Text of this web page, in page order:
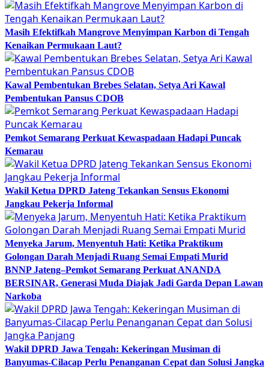
Masih Efektifkah Mangrove Menyimpan Karbon di Tengah
Kenaikan Permukaan Laut?
Kawal Pembentukan Brebes Selatan, Setya Ari Kawal
Pembentukan Pansus CDOB
Pemkot Semarang Perkuat Kewaspadaan Hadapi Puncak
Kemarau
Wakil Ketua DPRD Jateng Tekankan Sensus Ekonomi
Jangkau Pekerja Informal
Menyeka Jarum, Menyentuh Hati: Ketika Praktikum
Golongan Darah Menjadi Ruang Semai Empati Murid
BNNP Jateng–Pemkot Semarang Perkuat ANANDA
BERSINAR, Generasi Muda Diajak Jadi Garda Depan Lawan
Narkoba
Wakil DPRD Jawa Tengah: Kekeringan Musiman di
Banyumas-Cilacap Perlu Penanganan Cepat dan Solusi Jangka